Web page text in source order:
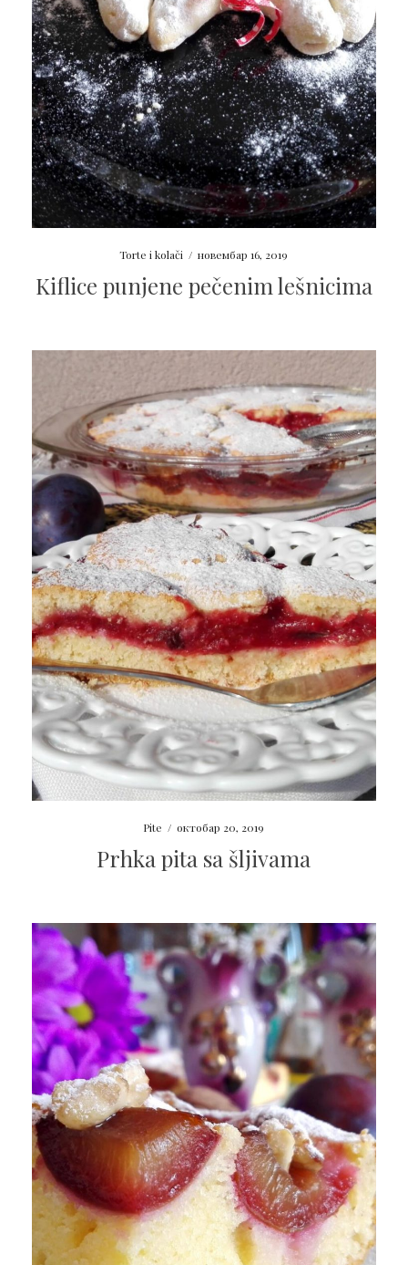
Torte i kolači / новембар 16, 2019
Kiflice punjene pečenim lešnicima
Pite / октобар 20, 2019
Prhka pita sa šljivama